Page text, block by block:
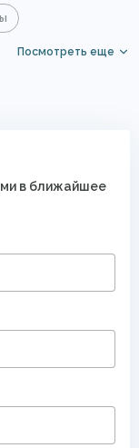
Посмотреть еще
в ближайшее